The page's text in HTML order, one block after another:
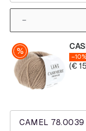
CAMEL 78.0039
–10%
(€